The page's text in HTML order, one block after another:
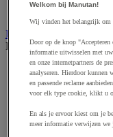
Accessoires voor
Elektrische toebehoren
Bekijk de hele
Accessoires voor
Batterij, oplader
Elektrische kabel
Verlengsnoer,
Welkom bij Manutan!
Wij vinden het belangrijk om
Door op de knop
informatie uitwisselen met
en onze internetpartners de
analyseren. Hierdoor kunnen
en passende reclame
voor elk type cookie, klikt u
En als je ervoor kiest om je
meer informatie verwijzen we